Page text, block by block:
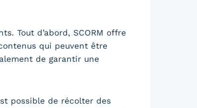
Tout d’abord, SCORM offre
qui peuvent être
de garantir une
possible de récolter des